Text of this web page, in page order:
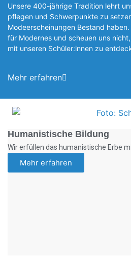
Unsere 400-jährige Tradition lehrt
pflegen und Schwerpunkte zu
Modeerscheinungen Be­stand
für Modernes und scheuen uns
mit unseren Schüler:innen zu
Mehr erfahren
Humanistische Bildung
Wir erfüllen das humanistische Erbe
Mehr erfahren